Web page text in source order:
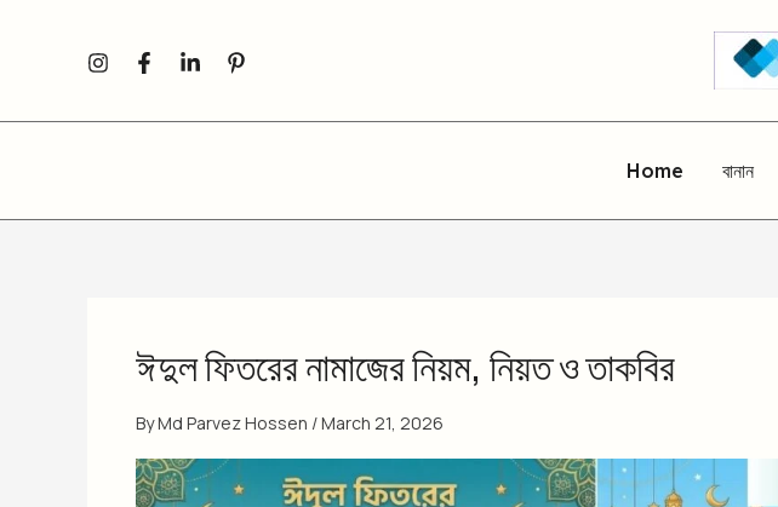
Home বানান
ঈদুল ফিতরের নামাজের নিয়ম, নিয়ত ও তাকবির
ByMd Parvez Hossen /March 21, 2026